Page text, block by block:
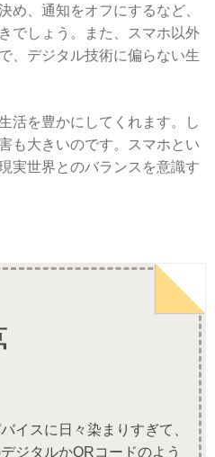
め、通知をオフにするなど、
でしょう。また、スマホ以外
、デジタル技術に偏らない生
活を豊かにしてくれます。し
も大きいのです。スマホとい
実世界とのバランスを意識す
イスに日々染まりすぎて、
ジタルかQRコードのよう